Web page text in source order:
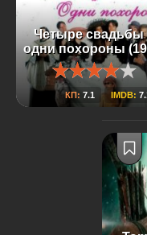
Четыре свадьбы
одни похороны
КП: 7.1 IMDB: